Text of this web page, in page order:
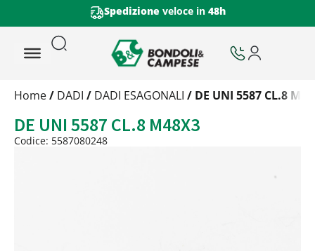
Spedizione veloce in 48h
Trattamento
Peso
Quantità
Home/ DADI / DADI ESAGONALI / DE UNI 5587 CL.8
DE UNI 5587 CL.8 M48X3
Codice: 5587080248